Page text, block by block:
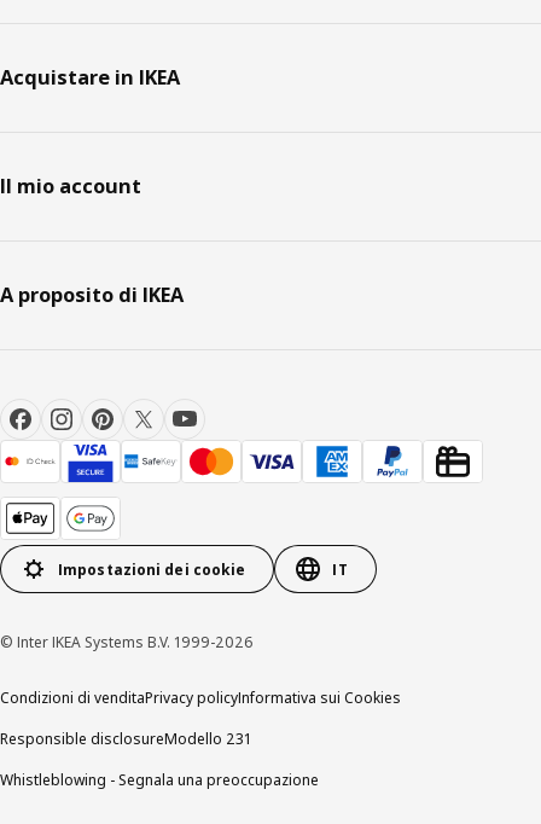
Acquistare in IKEA
Il mio account
A proposito di IKEA
Impostazioni dei cookie IT
© Inter IKEA Systems B.V. 1999-2026
Condizioni di venditaPrivacy policyInformativa sui Cookies
Responsible disclosureModello 231
Whistleblowing - Segnala una preoccupazione